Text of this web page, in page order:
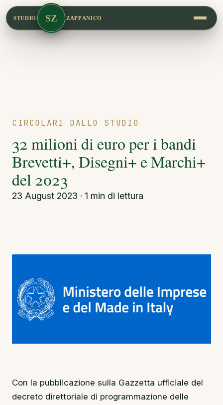
STUDIO SZ ZAPPANICO
CIRCOLARI DALLO STUDIO
32 milioni di euro per i bandi
Brevetti+, Disegni+ e Marchi+
del 2023
23 August 2023 · 1 min di lettura
Con la pubblicazione sulla Gazzetta ufficiale del
decreto direttoriale di programmazione delle